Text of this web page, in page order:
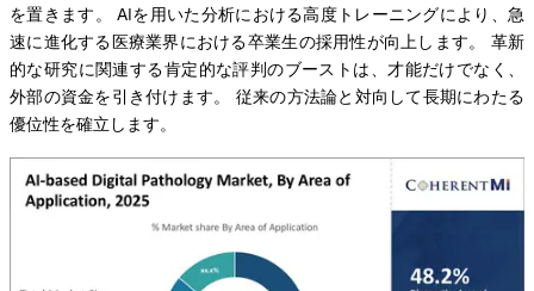
を置きます。 AIを用いた分析における高度トレーニングにより、急
速に進化する医療業界における卒業生の採用性が向上します。 革新
的な研究に関連する肯定的な評判のブーストは、才能だけでなく、
外部の資金を引き付けます。 従来の方法論と対向して長期にわたる
優位性を確立します。